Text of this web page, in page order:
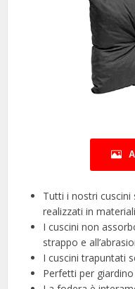
Tutti i nostri
realizzati in
I cuscini non
strappo e
I cuscini trapuntati
Perfetti per